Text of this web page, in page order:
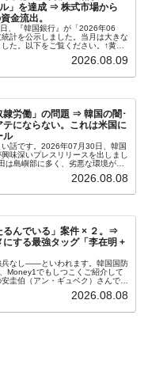
ル」を達成 ⇒ 株式市場から
金流出。
、『韓国銀行』が「2026年06
統計を公示しました。当月は大きな
た。以下をご覧ください。↑黄色
ォーカスしているのが2026年06月
。2026年06月貿易収支：4...
2026.08.09
隷労働」の問題 ⇒ 韓国の闇･
テにならない。これは米国に
ル
話です。2026年07月30日、韓国
味深いプレスリリースを出しまし
は島嶼部に多く、劣悪な環境が一
（後述）。これは、いわゆる「塩田
2026.08.08
るんでいる」案件 × ２。⇒
にする最強タッグ「李在明 +
兵なし――といわれます。韓国国防
Money1でもしつこくご紹介して
安圭伯（アン・ギュベク）さんで
の文官上がり」の国防部長官安圭伯
2026.08.08